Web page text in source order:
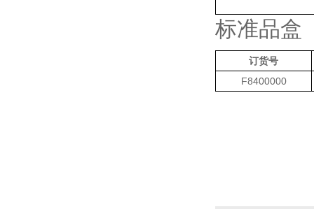
标准品盒
订货号
F8400000